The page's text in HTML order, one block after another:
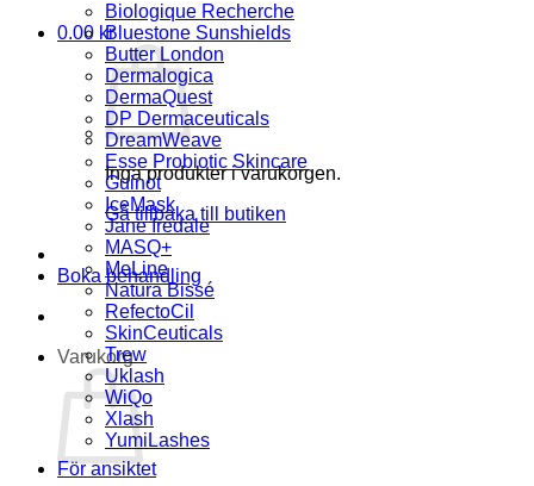
0.00 kr
Inga produkter i varukorgen.
Gå tillbaka till butiken
Boka behandling
Varukorg
Biologique Recherche
Bluestone Sunshields
Butter London
Dermalogica
DermaQuest
DP Dermaceuticals
DreamWeave
Esse Probiotic Skincare
Guinot
IceMask
Jane Iredale
MASQ+
MeLine
Natura Bissé
RefectoCil
SkinCeuticals
Trew
Uklash
WiQo
Xlash
YumiLashes
För ansiktet